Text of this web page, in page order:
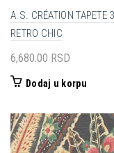
A.S. CRÉATION TAPETE
RETRO CHIC
6,680.00 RSD
Dodaj u korpu